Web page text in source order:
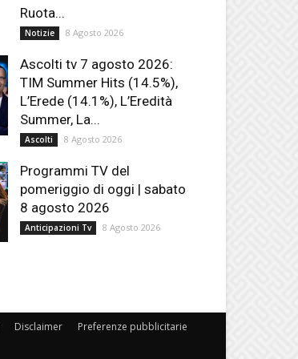
Ruota...
Notizie 8 Agosto 2026
Ascolti tv 7 agosto 2026:
TIM Summer Hits (14.5%),
L’Erede (14.1%), L’Eredità
Summer, La...
Ascolti 8 Agosto 2026
Programmi TV del
pomeriggio di oggi | sabato
8 agosto 2026
Anticipazioni Tv 8 Agosto 2026
Disclaimer Preferenze pubblicitarie